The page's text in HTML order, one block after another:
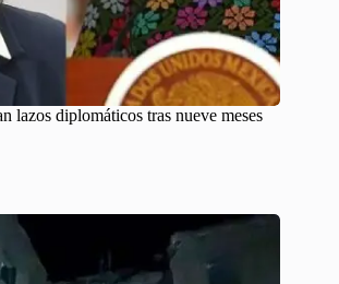
lazos diplomáticos tras nueve meses